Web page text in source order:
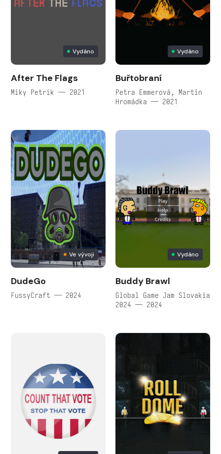
Vydáno
After The Flags
Miky Petrik — 2021
Vydáno
Buřtobraní
Petra Emmerová, Martin
Hromádka — 2021
Ve vývoji
DudeGo
FussyCraft — 2024
Vydáno
Buddy Brawl
Global Game Jam Slovakia
2024 — 2024